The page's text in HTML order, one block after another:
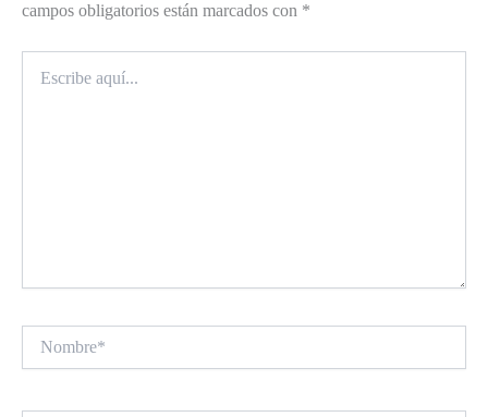
campos obligatorios están marcados con *
aquí...